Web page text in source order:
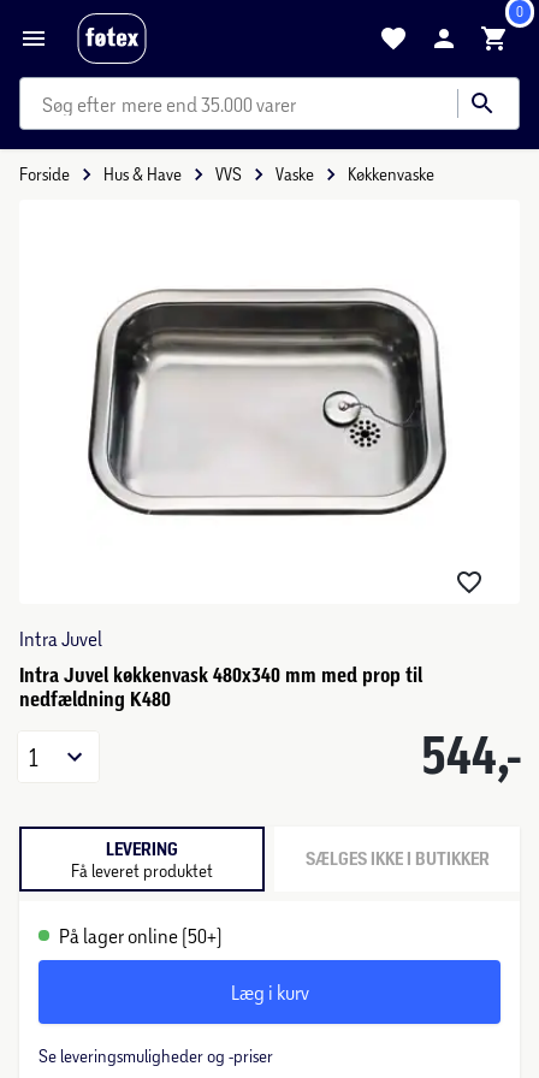
0
mere end 35.000 varer
Forside Hus & Have VVS Vaske Køkkenvaske
Intra Juvel
Intra Juvel køkkenvask 480x340 mm med prop til
nedfældning K480
544,-
1
LEVERING
Få leveret produktet SÆLGES IKKE I BUTIKKER
På lager online (50+)
Læg i kurv
Se leveringsmuligheder og -priser